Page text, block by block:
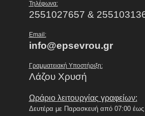
Τηλέφωνα:
2551027657 &
Email:
info@epsevrou.gr
Γραμματειακή Υποστήριξη:
Λάζου Χρυσή
Ωράριο λειτουργίας γραφείων:
Δευτέρα με Παρασκευή από 07:00